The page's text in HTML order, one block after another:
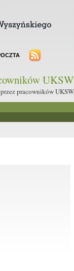
UKSW
pracowników UKSW